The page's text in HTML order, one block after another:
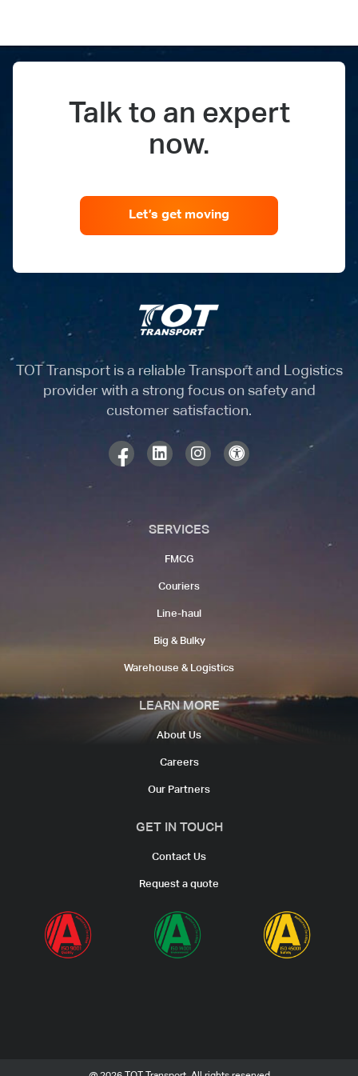
Talk to an expert
now.
Let’s get moving
TOT Transport is a reliable Transport and Logistics
provider with a strong focus on safety and
customer satisfaction.
SERVICES
FMCG
Couriers​
Line-haul​
Big & Bulky
Warehouse & Logistics​
LEARN MORE
About Us
Careers
Our Partners
GET IN TOUCH
Contact Us
Request a quote